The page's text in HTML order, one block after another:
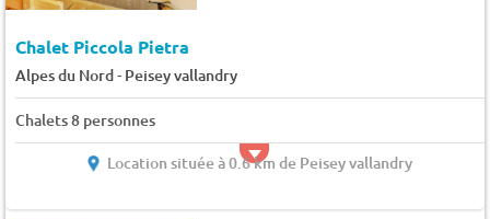
Chalet Piccola Pietra
Alpes du Nord- Peisey vallandry
Chalets 8 personnes
Location située à 0.6 km de Peisey vallandry